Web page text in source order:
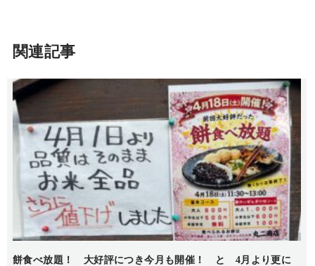
関連記事
餅食べ放題！ 大好評につき今月も開催！ と 4月より更に